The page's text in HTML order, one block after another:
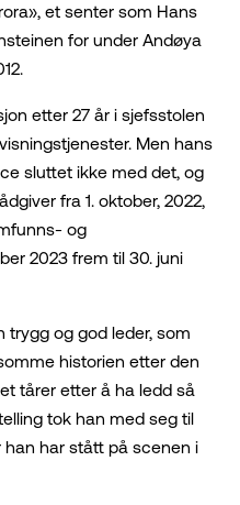
et senter som Hans
for under Andøya
etter 27 år i sjefsstolen
Men hans
sluttet ikke med det, og
fra 1. oktober, 2022,
og
2023 frem til 30. juni
trygg og god leder, som
historien etter den
tårer etter å ha ledd så
tok han med seg til
han har stått på scenen i